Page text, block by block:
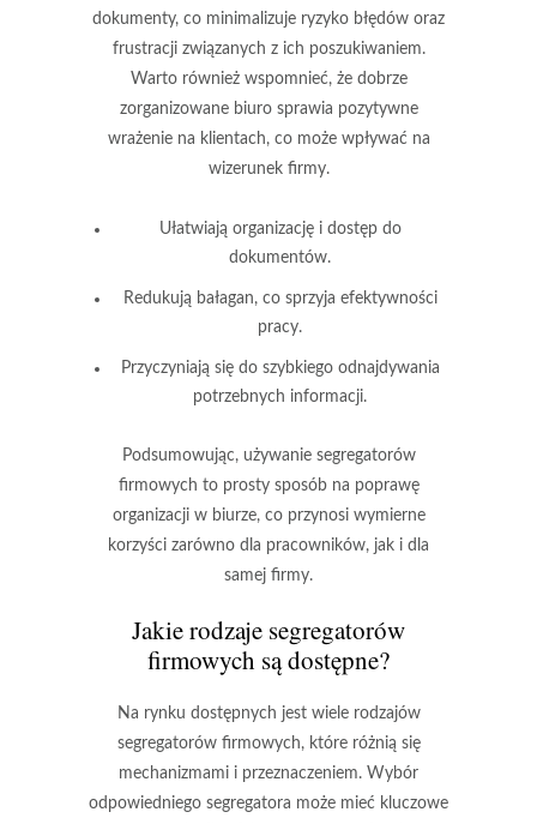
dokumenty, co minimalizuje ryzyko błędów oraz
frustracji związanych z ich poszukiwaniem.
Warto również wspomnieć, że dobrze
zorganizowane biuro sprawia pozytywne
wrażenie na klientach, co może wpływać na
wizerunek firmy.
Ułatwiają organizację i dostęp do
dokumentów.
Redukują bałagan, co sprzyja efektywności
pracy.
Przyczyniają się do szybkiego odnajdywania
potrzebnych informacji.
Podsumowując, używanie segregatorów
firmowych to prosty sposób na poprawę
organizacji w biurze, co przynosi wymierne
korzyści zarówno dla pracowników, jak i dla
samej firmy.
Jakie rodzaje segregatorów
firmowych są dostępne?
Na rynku dostępnych jest wiele rodzajów
segregatorów firmowych, które różnią się
mechanizmami i przeznaczeniem. Wybór
odpowiedniego segregatora może mieć kluczowe